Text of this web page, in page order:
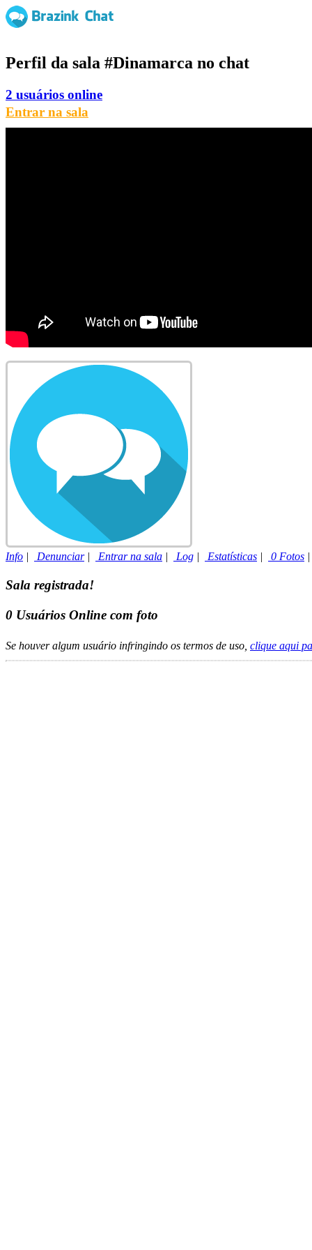
Perfil da sala #Dinamarca no chat
2 usuários online
Entrar na sala
Info | Denunciar| Entrar na sala | Log | Estatísticas | 0 Fotos
Sala registrada!
0 Usuários Online com foto
Se houver algum usuário infringindo os termos de uso, clique aqui